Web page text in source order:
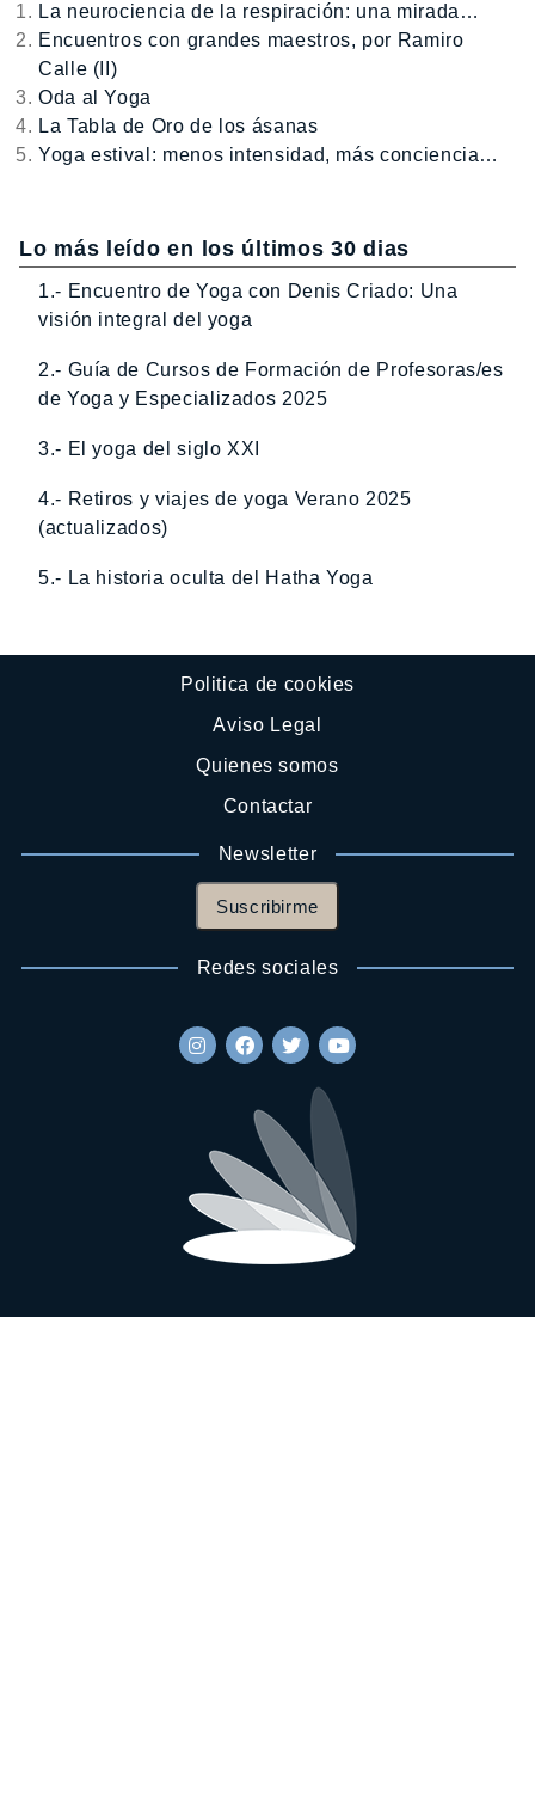
La neurociencia de la respiración: una mirada…
Encuentros con grandes maestros, por Ramiro
Calle (II)
Oda al Yoga
La Tabla de Oro de los ásanas
Yoga estival: menos intensidad, más conciencia…
Lo más leído en los últimos 30 dias
1.- Encuentro de Yoga con Denis Criado: Una
visión integral del yoga
2.- Guía de Cursos de Formación de Profesoras/es
de Yoga y Especializados 2025
3.- El yoga del siglo XXI
4.- Retiros y viajes de yoga Verano 2025
(actualizados)
5.- La historia oculta del Hatha Yoga
Politica de cookies
Aviso Legal
Quienes somos
Contactar
Newsletter
Suscribirme
Redes sociales